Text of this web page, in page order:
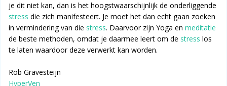
je dit niet kan, dan is het hoogstwaarschijnlijk de onderliggende
stress die zich manifesteert. Je moet het dan echt gaan zoeken
in vermindering van die stress. Daarvoor zijn Yoga en meditatie
de beste methoden, omdat je daarmee leert om de stress los
te laten waardoor deze verwerkt kan worden.
Rob Gravesteijn
HyperVen